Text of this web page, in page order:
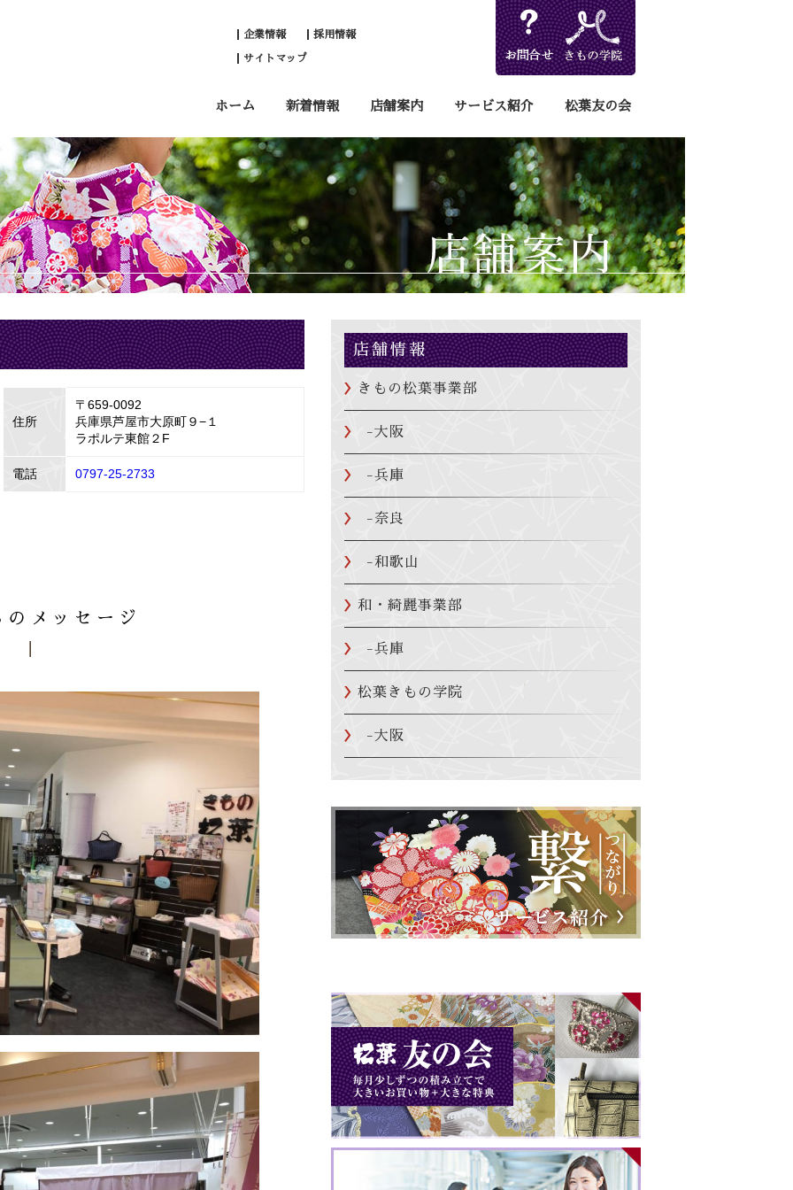
ホーム 新着情報 店舗案内 サービス紹介 松葉友の会
企業情報 採用情報
サイトマップ
住所
〒659-0092
兵庫県芦屋市大原町９−１
ラポルテ東館２F
電話 0797-25-2733
のメッセージ
店舗情報
きもの松葉事業部
-大阪
-兵庫
-奈良
-和歌山
和・綺麗事業部
-兵庫
松葉きもの学院
-大阪